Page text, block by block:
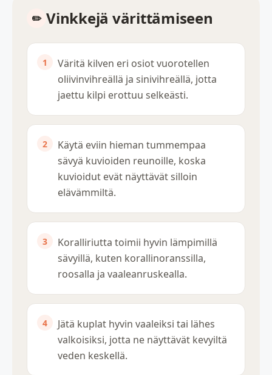
Vinkkejä värittämiseen
Väritä kilven eri osiot vuorotellen
oliivinvihreällä ja sinivihreällä, jotta
jaettu kilpi erottuu selkeästi.
Käytä eviin hieman tummempaa
sävyä kuvioiden reunoille, koska
kuvioidut evät näyttävät silloin
elävämmiltä.
Koralliriutta toimii hyvin lämpimillä
sävyillä, kuten korallinoranssilla,
roosalla ja vaaleanruskealla.
Jätä kuplat hyvin vaaleiksi tai lähes
valkoisiksi, jotta ne näyttävät kevyiltä
veden keskellä.